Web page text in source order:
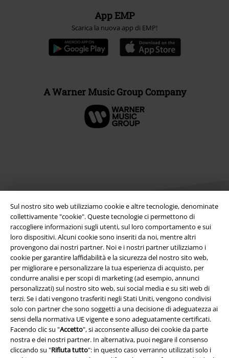
Sul nostro sito web utilizziamo cookie e altre tecnologie, denominate
collettivamente "cookie". Queste tecnologie ci permettono di
raccogliere informazioni sugli utenti, sul loro comportamento e sui
loro dispositivi. Alcuni cookie sono inseriti da noi, mentre altri
provengono dai nostri partner. Noi e i nostri partner utilizziamo i
cookie per garantire laffidabilità e la sicurezza del nostro sito web,
per migliorare e personalizzare la tua esperienza di acquisto, per
condurre analisi e per scopi di marketing (ad esempio, annunci
personalizzati) sul nostro sito web, sui social media e su siti web di
terzi. Se i dati vengono trasferiti negli Stati Uniti, vengono condivisi
solo con partner che sono soggetti a una decisione di adeguatezza ai
sensi della normativa UE vigente e sono adeguatamente certificati.
Facendo clic su "Accetto", si acconsente alluso dei cookie da parte
nostra e dei nostri partner. In alternativa, puoi negare il consenso
cliccando su "Rifiuta tutto": in questo caso verranno utilizzati solo i
App EMP
Scarica la nuova app di EMP!
A Warner Music Group Company
Info legali
Termini & Condizioni
Redazione
Legge sulla Privacy
Smaltimento rifiuti e protezione dell’ambiente
Dichiarazione di Conformità